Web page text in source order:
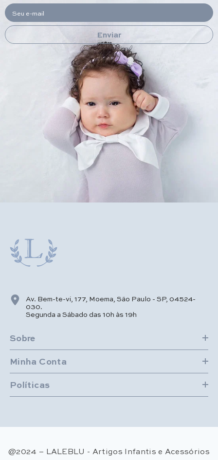
Seu e-mail
Enviar
Av. Bem-te-vi, 177, Moema, São Paulo - SP, 04524-
030.
Segunda a Sábado das 10h às 19h
Sobre
Minha Conta
Políticas
@2024 – LALEBLU - Artigos Infantis e Acessórios